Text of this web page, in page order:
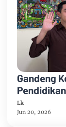
Gandeng
Pelatihan
Lk
Jun 20, 2026